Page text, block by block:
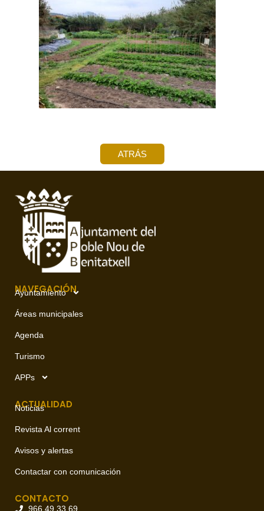
ATRÁS
NAVEGACIÓN
Ayuntamiento
Áreas municipales
Agenda
Turismo
APPs
ACTUALIDAD
Noticias
Revista Al corrent
Avisos y alertas
Contactar con comunicación
CONTACTO
966 49 33 69